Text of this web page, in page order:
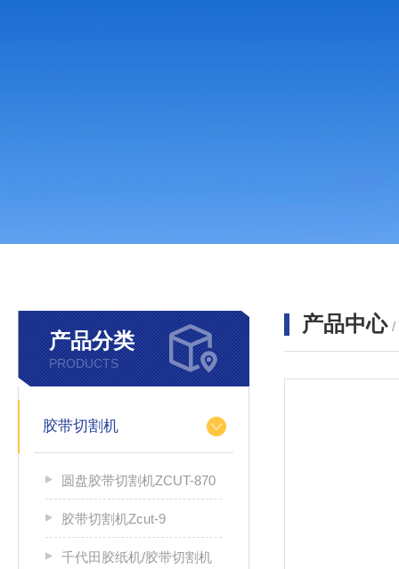
产品分类
PRODUCTS
胶带切割机
圆盘胶带切割机ZCUT-870
胶带切割机Zcut-9
千代田胶纸机/胶带切割机
产品中心 /